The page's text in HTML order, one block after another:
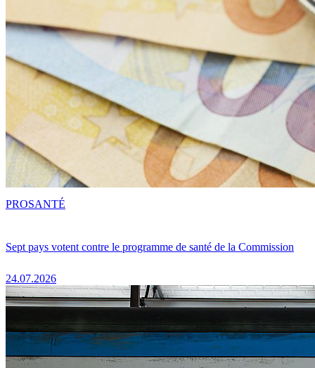
Sept pays votent contre le programme de santé de la Commission
24.07.2026
PROSANTÉ